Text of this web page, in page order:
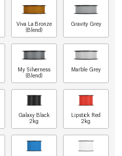
Viva La Bronze
(Blend)
Gravity Grey
My Silverness
(Blend)
Marble Grey
Galaxy Black
2kg
Lipstick Red
2kg